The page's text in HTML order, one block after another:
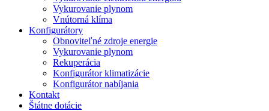
Vykurovanie plynom
Vnútorná klíma
Konfigurátory
Obnoviteľné zdroje energie
Vykurovanie plynom
Rekuperácia
Konfigurátor klimatizácie
Konfigurátor nabíjania
Kontakt
Štátne dotácie